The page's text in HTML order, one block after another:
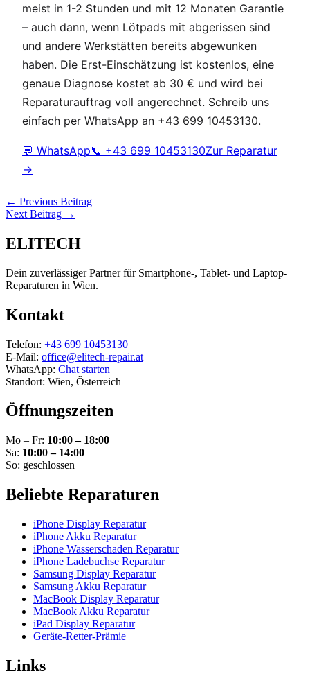
meist in 1-2 Stunden und mit 12 Monaten Garantie
– auch dann, wenn Lötpads mit abgerissen sind
und andere Werkstätten bereits abgewunken
haben. Die Erst-Einschätzung ist kostenlos, eine
genaue Diagnose kostet ab 30 € und wird bei
Reparaturauftrag voll angerechnet. Schreib uns
einfach per WhatsApp an +43 699 10453130.
💬 WhatsApp📞 +43 699 10453130Zur Reparatur
→
← Previous Beitrag
Next Beitrag →
ELITECH
Dein zuverlässiger Partner für Smartphone-, Tablet- und Laptop-
Reparaturen in Wien.
Kontakt
Telefon: +43 699 10453130
E-Mail: office@elitech-repair.at
WhatsApp: Chat starten
Standort: Wien, Österreich
Öffnungszeiten
Mo – Fr: 10:00 – 18:00
Sa: 10:00 – 14:00
So: geschlossen
Beliebte Reparaturen
iPhone Display Reparatur
iPhone Akku Reparatur
iPhone Wasserschaden Reparatur
iPhone Ladebuchse Reparatur
Samsung Display Reparatur
Samsung Akku Reparatur
MacBook Display Reparatur
MacBook Akku Reparatur
iPad Display Reparatur
Geräte-Retter-Prämie
Links